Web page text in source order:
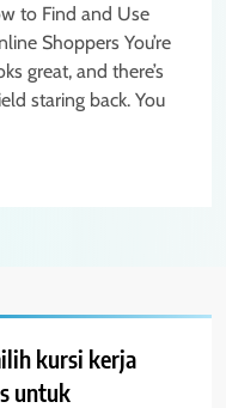
to Find and Use
Shoppers You’re
great, and there’s
staring back. You
kursi kerja
untuk